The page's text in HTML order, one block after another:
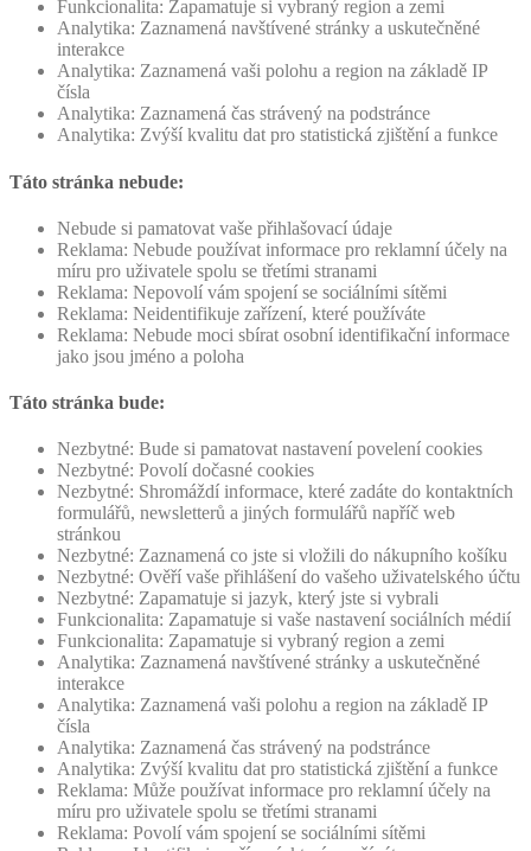
Funkcionalita: Zapamatuje si vybraný region a zemi
Analytika: Zaznamená navštívené stránky a uskutečněné
interakce
Analytika: Zaznamená vaši polohu a region na základě IP
čísla
Analytika: Zaznamená čas strávený na podstránce
Analytika: Zvýší kvalitu dat pro statistická zjištění a funkce
Táto stránka nebude:
Nebude si pamatovat vaše přihlašovací údaje
Reklama: Nebude používat informace pro reklamní účely na
míru pro uživatele spolu se třetími stranami
Reklama: Nepovolí vám spojení se sociálními sítěmi
Reklama: Neidentifikuje zařízení, které používáte
Reklama: Nebude moci sbírat osobní identifikační informace
jako jsou jméno a poloha
Táto stránka bude:
Nezbytné: Bude si pamatovat nastavení povelení cookies
Nezbytné: Povolí dočasné cookies
Nezbytné: Shromáždí informace, které zadáte do kontaktních
formulářů, newsletterů a jiných formulářů napříč web
stránkou
Nezbytné: Zaznamená co jste si vložili do nákupního košíku
Nezbytné: Ověří vaše přihlášení do vašeho uživatelského účtu
Nezbytné: Zapamatuje si jazyk, který jste si vybrali
Funkcionalita: Zapamatuje si vaše nastavení sociálních médií
Funkcionalita: Zapamatuje si vybraný region a zemi
Analytika: Zaznamená navštívené stránky a uskutečněné
interakce
Analytika: Zaznamená vaši polohu a region na základě IP
čísla
Analytika: Zaznamená čas strávený na podstránce
Analytika: Zvýší kvalitu dat pro statistická zjištění a funkce
Reklama: Může používat informace pro reklamní účely na
míru pro uživatele spolu se třetími stranami
Reklama: Povolí vám spojení se sociálními sítěmi